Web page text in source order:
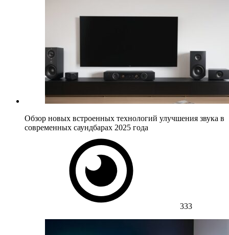
Обзор новых встроенных технологий улучшения звука в
современных саундбарах 2025 года
333